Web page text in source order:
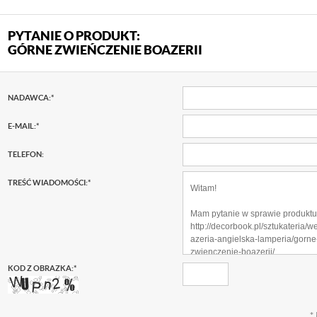
PYTANIE O PRODUKT:
GÓRNE ZWIEŃCZENIE BOAZERII
NADAWCA:*
E-MAIL:*
TELEFON:
TREŚĆ WIADOMOŚCI:*
KOD Z OBRAZKA:*
*